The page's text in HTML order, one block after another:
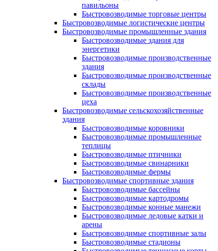
павильоны
Быстровозводимые торговые центры
Быстровозводимые логистические центры
Быстровозводимые промышленные здания
Быстровозводимые здания для
энергетики
Быстровозводимые производственные
здания
Быстровозводимые производственные
склады
Быстровозводимые производственные
цеха
Быстровозводимые сельскохозяйственные
здания
Быстровозводимые коровники
Быстровозводимые промышленные
теплицы
Быстровозводимые птичники
Быстровозводимые свинарники
Быстровозводимые фермы
Быстровозводимые спортивные здания
Быстровозводимые бассейны
Быстровозводимые картодромы
Быстровозводимые конные манежи
Быстровозводимые ледовые катки и
арены
Быстровозводимые спортивные залы
Быстровозводимые стадионы